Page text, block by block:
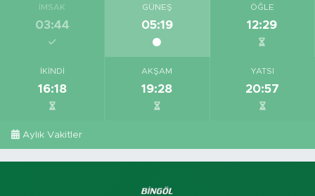
İMSAK
03:44
GÜNEŞ
05:19
ÖĞLE
12:29
İKINDI
16:18
AKŞAM
19:28
YATSI
20:57
Aylık Vakitler